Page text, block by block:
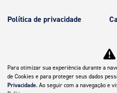
Política de privacidade
CNPJ:
No trânsito, enxergar o
Para otimizar sua experiência durante a
de Cookies e para proteger seus dados
Privacidade. Ao seguir com a navegação e